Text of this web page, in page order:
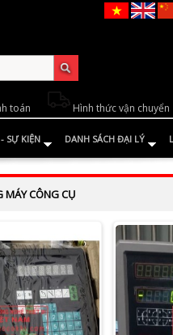
toán Hình thức vận chuyển
SỰ KIỆN DANH SÁCH ĐẠI LÝ
MÁY CÔNG CỤ